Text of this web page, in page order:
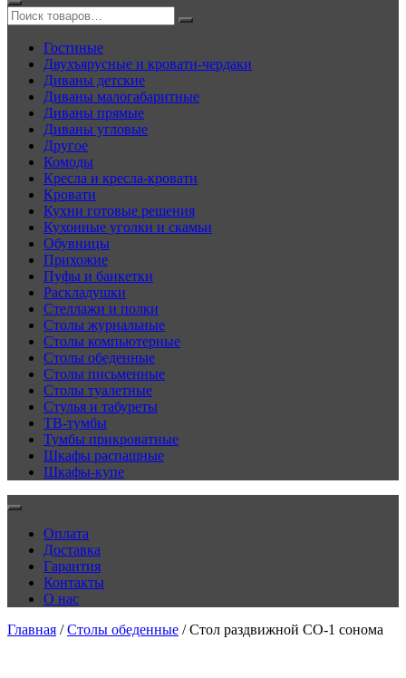
Гостиные
Двухъярусные и кровати-чердаки
Диваны детские
Диваны малогабаритные
Диваны прямые
Диваны угловые
Другое
Комоды
Кресла и кресла-кровати
Кровати
Кухни готовые решения
Кухонные уголки и скамьи
Обувницы
Прихожие
Пуфы и банкетки
Раскладушки
Стеллажи и полки
Столы журнальные
Столы компьютерные
Столы обеденные
Столы письменные
Столы туалетные
Стулья и табуреты
ТВ-тумбы
Тумбы прикроватные
Шкафы распашные
Шкафы-купе
Оплата
Доставка
Гарантия
Контакты
О нас
Главная /Столы обеденные / Стол раздвижной СО-1 сонома